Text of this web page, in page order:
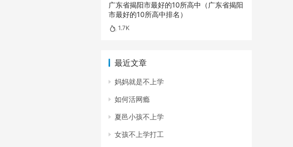
广东省揭阳市最好的10所高中（广东省揭阳
市最好的10所高中排名）
1.7K
最近文章
妈妈就是不上学
如何活网瘾
夏邑小孩不上学
女孩不上学打工